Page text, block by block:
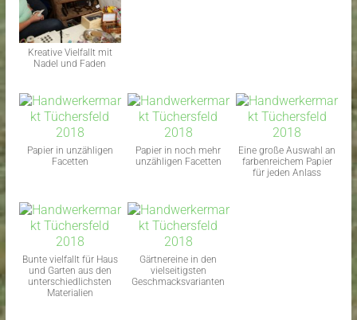
Kreative Vielfallt mit
Nadel und Faden
Papier in unzähligen
Facetten
Papier in noch mehr
unzähligen Facetten
Eine große Auswahl an
farbenreichem Papier
für jeden Anlass
Bunte vielfallt für Haus
und Garten aus den
unterschiedlichsten
Materialien
Gärtnereine in den
vielseitigsten
Geschmacksvarianten